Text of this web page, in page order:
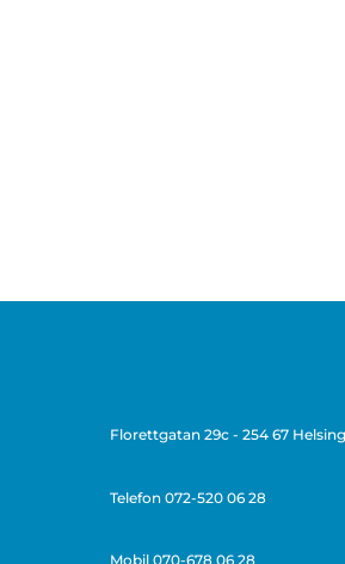
Florettgatan 29c - 254 67
Telefon 072-520 06 28
Mobil 070-678 06 28